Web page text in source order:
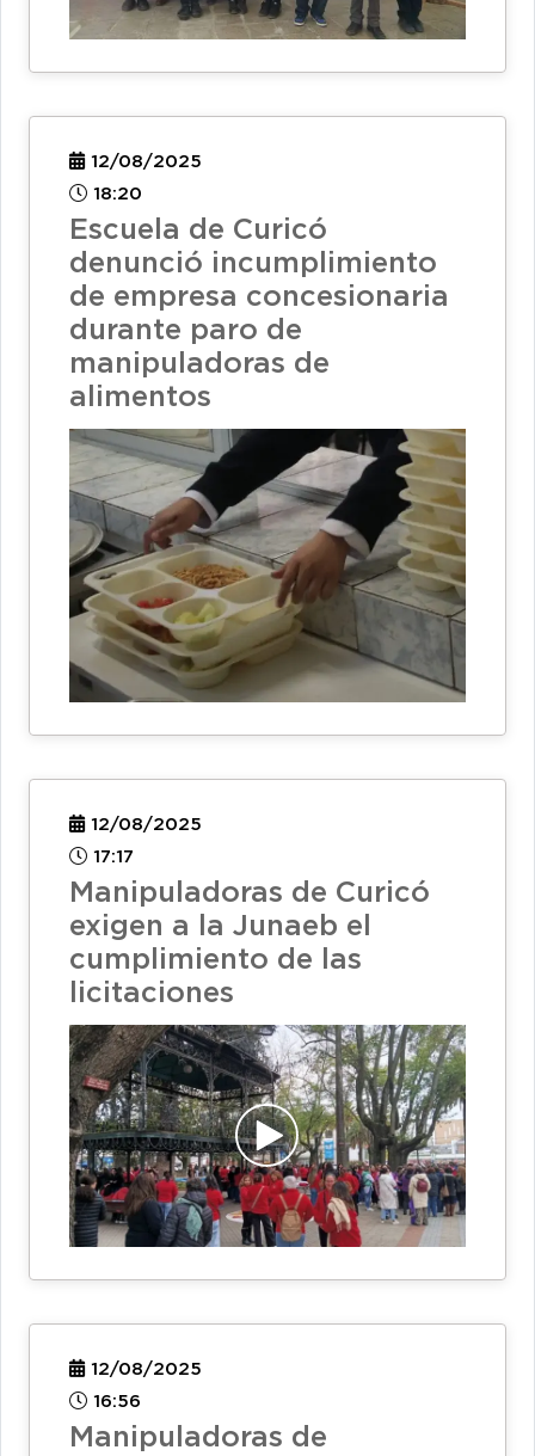
12/08/2025
18:20
Escuela de Curicó
denunció incumplimiento
de empresa concesionaria
durante paro de
manipuladoras de
alimentos
12/08/2025
17:17
Manipuladoras de Curicó
exigen a la Junaeb el
cumplimiento de las
licitaciones
12/08/2025
16:56
Manipuladoras de